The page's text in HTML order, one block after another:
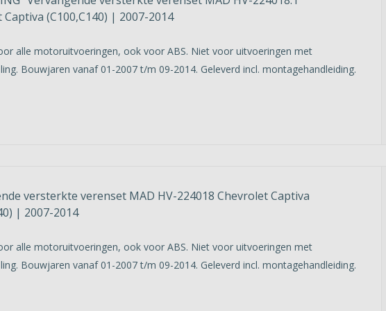
(C100,C140) | 2007-2014
alle motoruitvoeringen, ook voor ABS. Niet voor uitvoeringen met
Bouwjaren vanaf 01-2007 t/m 09-2014. Geleverd incl. montagehandleiding.
versterkte verenset MAD HV-224018 Chevrolet Captiva
| 2007-2014
alle motoruitvoeringen, ook voor ABS. Niet voor uitvoeringen met
Bouwjaren vanaf 01-2007 t/m 09-2014. Geleverd incl. montagehandleiding.